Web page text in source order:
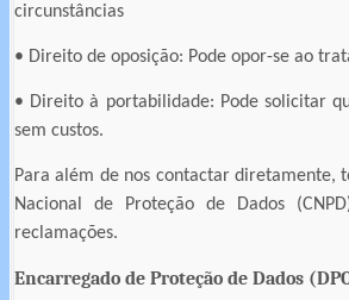
circunstâncias
• Direito de oposição: Pode opor-se ao
• Direito à portabilidade: Pode solicitar
sem custos.
Para além de nos contactar diretamente,
Nacional de Proteção de Dados
reclamações.
Encarregado de Proteção de Dados